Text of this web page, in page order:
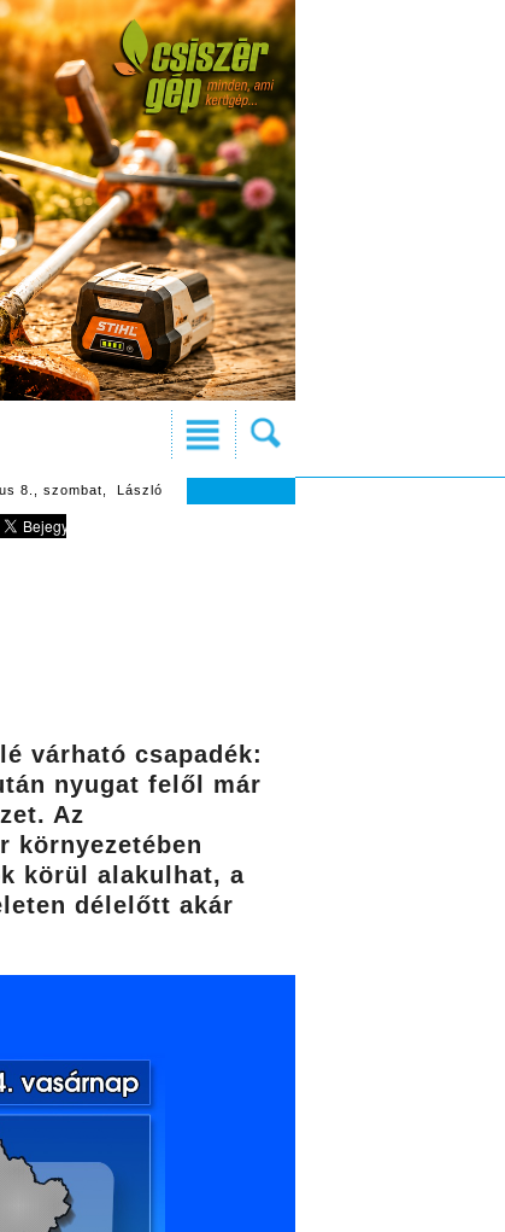
8., szombat, László
várható csapadék:
nyugat felől már
Az
környezetében
körül alakulhat, a
délelőtt akár